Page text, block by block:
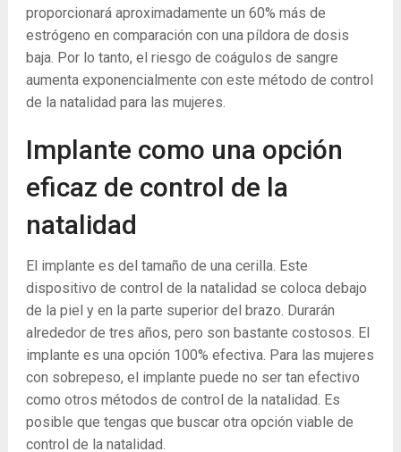
proporcionará aproximadamente un 60% más de
estrógeno en comparación con una píldora de dosis
baja. Por lo tanto, el riesgo de coágulos de sangre
aumenta exponencialmente con este método de control
de la natalidad para las mujeres.
Implante como una opción
eficaz de control de la
natalidad
El implante es del tamaño de una cerilla. Este
dispositivo de control de la natalidad se coloca debajo
de la piel y en la parte superior del brazo. Durarán
alrededor de tres años, pero son bastante costosos. El
implante es una opción 100% efectiva. Para las mujeres
con sobrepeso, el implante puede no ser tan efectivo
como otros métodos de control de la natalidad. Es
posible que tengas que buscar otra opción viable de
control de la natalidad.